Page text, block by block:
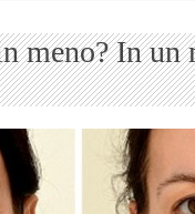
meno? In un